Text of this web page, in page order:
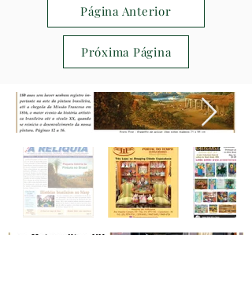
Página Anterior
Próxima Página